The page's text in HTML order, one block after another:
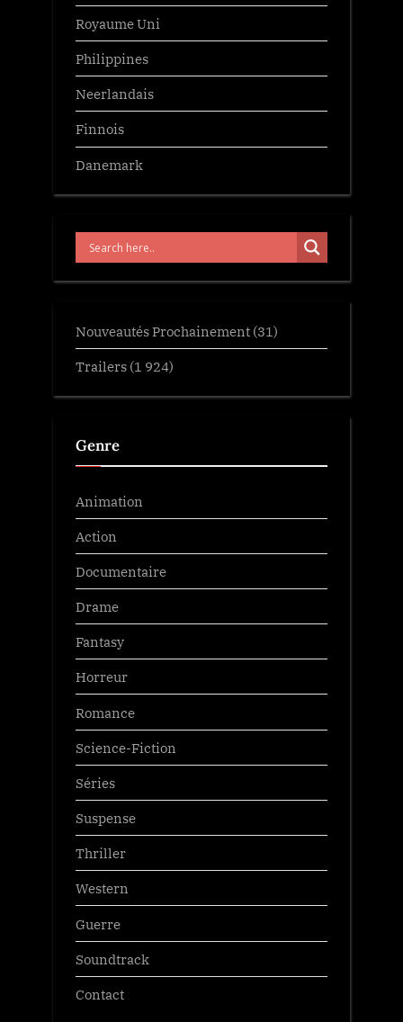
Royaume Uni
Philippines
Neerlandais
Finnois
Danemark
Nouveautés Prochainement (31)
Trailers (1 924)
Genre
Animation
Action
Documentaire
Drame
Fantasy
Horreur
Romance
Science-Fiction
Séries
Suspense
Thriller
Western
Guerre
Soundtrack
Contact